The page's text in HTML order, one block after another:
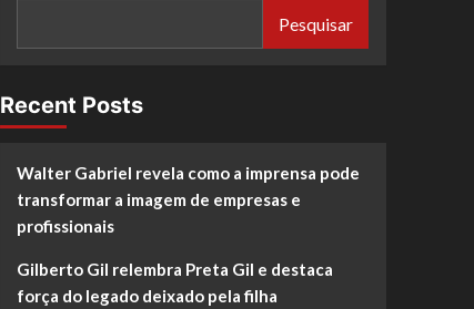
Pesquisar
Recent Posts
Walter Gabriel revela como a imprensa pode
transformar a imagem de empresas e
profissionais
Gilberto Gil relembra Preta Gil e destaca
força do legado deixado pela filha